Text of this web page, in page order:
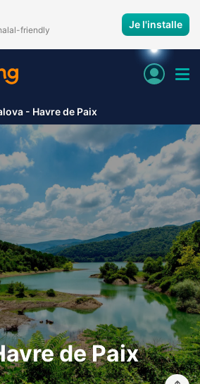
friendly Je l'installe
- Havre de Paix
de Paix